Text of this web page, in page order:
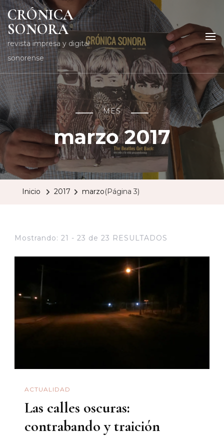
CRÓNICA
SONORA
revista impresa y digital
sonorense
MES
marzo 2017
Inicio 2017 marzo(Página 3)
Mostrando: 21 - 23 de 23 RESULTADOS
ACTUALIDAD
Las calles oscuras:
contrabando y traición